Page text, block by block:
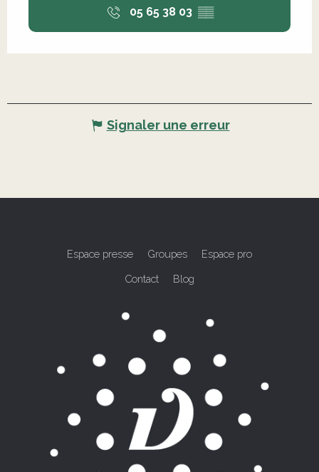
05 65 38 03 ▒▒
Signaler une erreur
Espace presse Groupes Espace pro
Contact Blog